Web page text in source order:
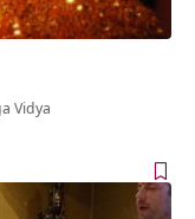
Vidya